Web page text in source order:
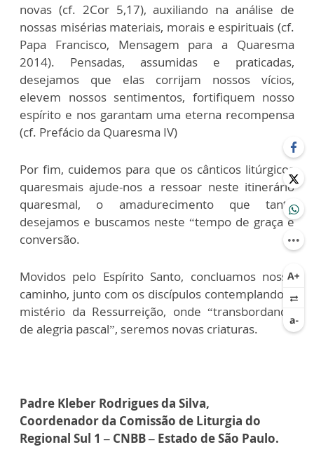
novas (cf. 2Cor 5,17), auxiliando na análise de
nossas misérias materiais, morais e espirituais (cf.
Papa Francisco, Mensagem para a Quaresma
2014). Pensadas, assumidas e praticadas,
desejamos que elas corrijam nossos vícios,
elevem nossos sentimentos, fortifiquem nosso
espírito e nos garantam uma eterna recompensa
(cf. Prefácio da Quaresma IV)
Por fim, cuidemos para que os cânticos litúrgicos
quaresmais ajude-nos a ressoar neste itinerário
quaresmal, o amadurecimento que tanto
desejamos e buscamos neste “tempo de graça e
conversão.
Movidos pelo Espírito Santo, concluamos nosso
caminho, junto com os discípulos contemplando o
mistério da Ressurreição, onde “transbordando
de alegria pascal”, seremos novas criaturas.
Padre Kleber Rodrigues da Silva,
Coordenador da Comissão de Liturgia do
Regional Sul 1 – CNBB – Estado de São Paulo.